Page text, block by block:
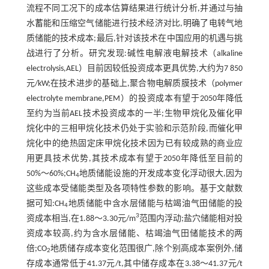
流程不同工况下的成本估算结果进行统计分析,并通过与抽
水蓄能和压缩空气储能进行技术经济对比,明确了电转气地
质储能的技术成本;最后,针对该技术在中国应用的机遇与挑
战进行了分析。研究发现:碱性电解液电解技术（alkaline
electrolysis,AEL）目前因较低投资成本更具优势,大约为7 850
元/kW;在技术进步的基础上,聚合物电解质膜技术（polymer
electrolyte membrane,PEM）的投资成本有望于2050年降低
至约为当前AEL技术投资成本的一半;生物甲烷化及催化甲
烷化中的三相甲烷化技术仍处于实验和示范阶段,而催化甲
烷化中的绝热固定床甲烷化技术因为已有较成熟的商业应
用更具技术优势,其技术成本有望于2050年降低至目前的
50%～60%;CH4地质储能设施的开发成本变化浮动很大,因为
这些成本受储能类型及各项特性参数的影响。基于文献数
据可知:CH4地质储能中含水层储能与枯竭油气田储能的投
资成本相当,在1.88～3.30元/m3范围内浮动;盐穴储能相对投
资成本较高,约为含水层储能、枯竭油气田储能技术的两
倍;CO2地质储存成本变化范围很广,除个别高成本案例外,储
存成本通常低于41.37元/t,其中储存成本在3.38～41.37元/t